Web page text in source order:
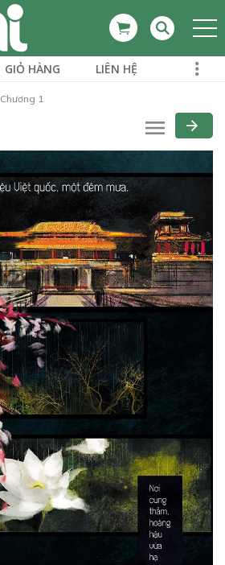
GIỎ HÀNG LIÊN HỆ
Chương 1